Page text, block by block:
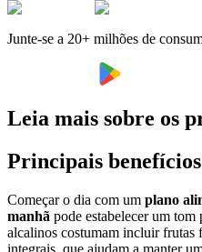
Junte-se a 20+ milhões de
Leia mais sobre os
Principais benefícios
Começar o dia com um plano
manhã pode estabelecer um
alcalinos costumam incluir frutas